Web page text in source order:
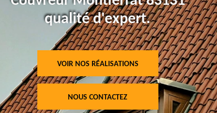
qualité d'expert.
VOIR NOS RÉALISATIONS
NOUS CONTACTEZ